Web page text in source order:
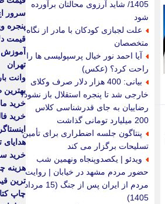
1405/ شاید آرزوی محالتان برآورده
شود
علت لجبازی کودکان با مادر از نگاه
متخصصان
آیا احمد نور خیال پرسپولیسی ها را
راحت کرد؟ (عکس)
بیانی: 400 هزار دلار صرف وکلای
خارجی شد تا پنجره استقلال باز نشود/
رضاییان به جای قدرشناسی کلاس
200 میلیارد تومانی گذاشت
پنتاگون جلسه اضطراری برای تأمین
تسلیحات برگزار می کند
ویدئو | یکصدوپنجاه ونهمین شب
حضور مردم مشهد در خیابان | روایت
مردم از ایران پس از جنگ (15 مرداد
1405)
سرور
پنجره
قیمت
آموزش
تهران
وانت بار
خرید
خرید
هدایای
خرید
هزینه
ترین
چاپ